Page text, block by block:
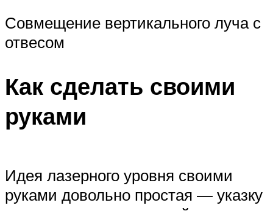
Совмещение вертикального луча с
отвесом
Как сделать своими
руками
Идея лазерного уровня своими
руками довольно простая — указку